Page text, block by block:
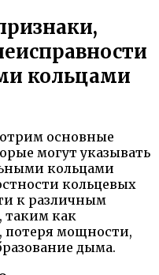
кольцами
основные
могут указывать
кольцами
кольцевых
к различным
таким как
потеря мощности,
дыма.